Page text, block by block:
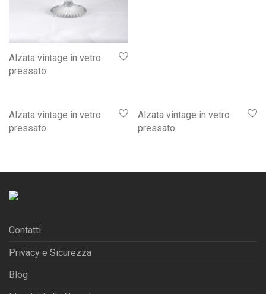
Alzata vintage in vetro
pressato
Alzata vintage in vetro
pressato
Alzata vintage in vetro
pressato
Contatti
Privacy e Sicurezza
Blog